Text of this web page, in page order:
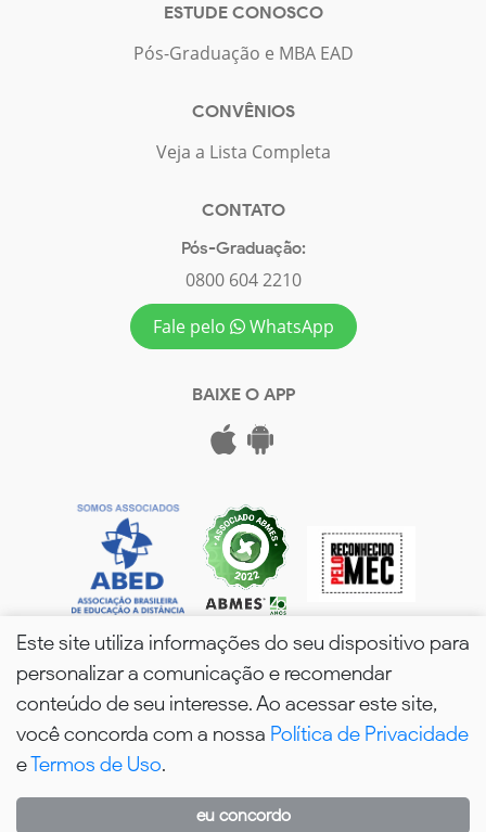
ESTUDE CONOSCO
Pós-Graduação e MBA EAD
CONVÊNIOS
Veja a Lista Completa
CONTATO
Pós-Graduação:
0800 604 2210
Fale pelo
WhatsApp
BAIXE O APP
wPós - 2026. Todos os Direitos Reservados.
Este site utiliza informações do seu dispositivo para
personalizar a comunicação e recomendar
conteúdo de seu interesse. Ao acessar este site,
você concorda com a nossa Política de Privacidade
eTermos de Uso.
eu concordo